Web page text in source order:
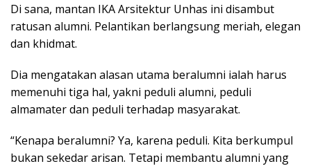
Di sana, mantan IKA Arsitektur Unhas ini disambut
ratusan alumni. Pelantikan berlangsung meriah, elegan
dan khidmat.
Dia mengatakan alasan utama beralumni ialah harus
memenuhi tiga hal, yakni peduli alumni, peduli
almamater dan peduli terhadap masyarakat.
“Kenapa beralumni? Ya, karena peduli. Kita berkumpul
bukan sekedar arisan. Tetapi membantu alumni yang